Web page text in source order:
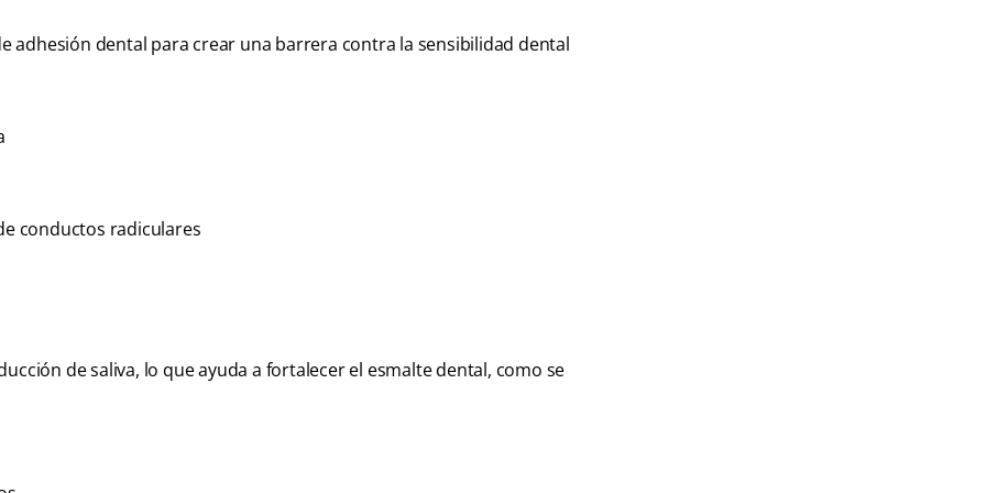
adhesión dental para crear una barrera contra la sensibilidad dental
conductos radiculares
de saliva, lo que ayuda a fortalecer el esmalte dental, como se